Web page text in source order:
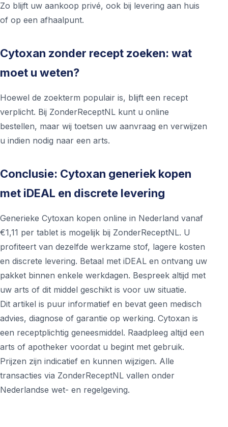
Zo blijft uw aankoop privé, ook bij levering aan huis
of op een afhaalpunt.
Cytoxan zonder recept zoeken: wat
moet u weten?
Hoewel de zoekterm populair is, blijft een recept
verplicht. Bij ZonderReceptNL kunt u online
bestellen, maar wij toetsen uw aanvraag en verwijzen
u indien nodig naar een arts.
Conclusie: Cytoxan generiek kopen
met iDEAL en discrete levering
Generieke Cytoxan kopen online in Nederland vanaf
€1,11 per tablet is mogelijk bij ZonderReceptNL. U
profiteert van dezelfde werkzame stof, lagere kosten
en discrete levering. Betaal met iDEAL en ontvang uw
pakket binnen enkele werkdagen. Bespreek altijd met
uw arts of dit middel geschikt is voor uw situatie.
Dit artikel is puur informatief en bevat geen medisch
advies, diagnose of garantie op werking. Cytoxan is
een receptplichtig geneesmiddel. Raadpleeg altijd een
arts of apotheker voordat u begint met gebruik.
Prijzen zijn indicatief en kunnen wijzigen. Alle
transacties via ZonderReceptNL vallen onder
Nederlandse wet- en regelgeving.